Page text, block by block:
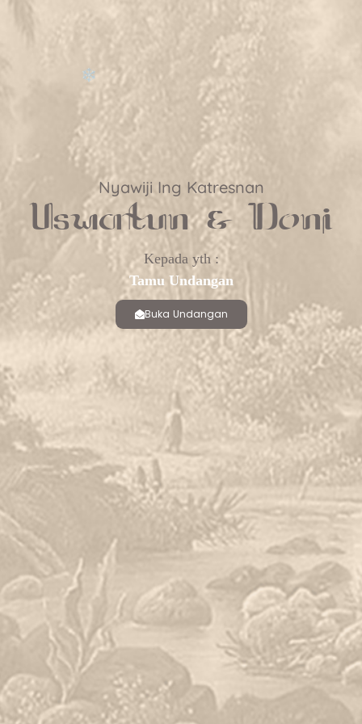
Nyawiji Ing Katresnan
Uswatun & Doni
Kepada yth :
Tamu Undangan
Buka Undangan